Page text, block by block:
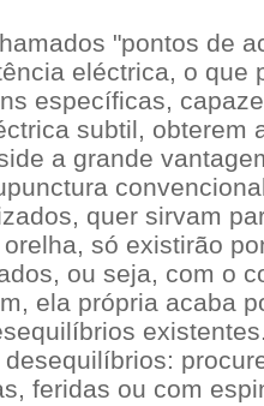
"pontos de
eléctrica, o que
específicas,
subtil, obterem
a grande
quer sirvam
só existirão
ou seja, com o
ela própria acaba
feridas ou com